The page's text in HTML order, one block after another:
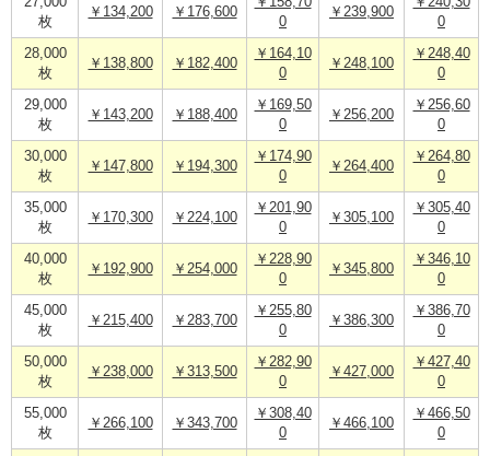
枚
￥134,200 ￥176,600
0
￥239,900
0
28,000
枚
￥138,800 ￥182,400
￥164,10
0
￥248,100
￥248,40
0
29,000
枚
￥143,200 ￥188,400
￥169,50
0
￥256,200
￥256,60
0
30,000
枚
￥147,800 ￥194,300
￥174,90
0
￥264,400
￥264,80
0
35,000
枚
￥170,300 ￥224,100
￥201,90
0
￥305,100
￥305,40
0
40,000
枚
￥192,900 ￥254,000
￥228,90
0
￥345,800
￥346,10
0
45,000
枚
￥215,400 ￥283,700
￥255,80
0
￥386,300
￥386,70
0
50,000
枚
￥238,000 ￥313,500
￥282,90
0
￥427,000
￥427,40
0
55,000
枚
￥266,100 ￥343,700
￥308,40
0
￥466,100
￥466,50
0